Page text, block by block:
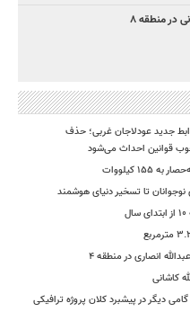
در منطقه ۸
جدید عودلاجان غربی؛ حذف
قوانین احداث می‌شود
کیلووات
دیگر در پیشبرد کلان پروژه‌ ترافیکی